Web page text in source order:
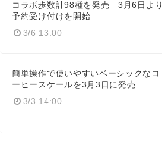
コラボ歩数計98種を発売 3月6日より
予約受け付けを開始
3/6 13:00
簡単操作で使いやすいベーシックなコ
ーヒースケールを3月3日に発売
3/3 14:00